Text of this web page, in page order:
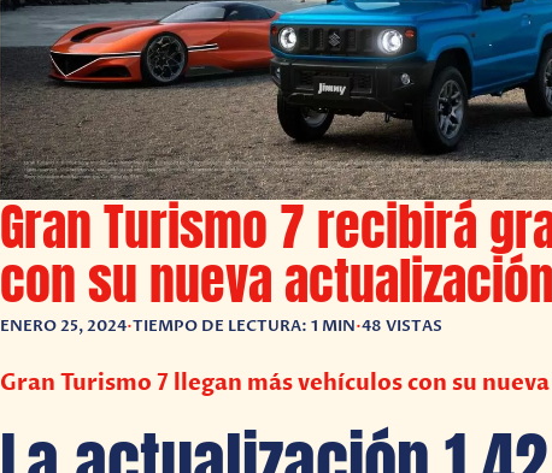
Gran Turismo 7 recibirá
con su nueva actualización
ENERO 25, 2024•TIEMPO DE LECTURA: 1 MIN•48 VISTAS
Gran Turismo 7 llegan más vehículos con su